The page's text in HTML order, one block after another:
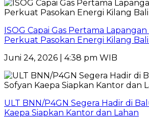
ISOG Capai Gas Pertama Lapangan
Perkuat Pasokan Energi Kilang
Juni 24, 2026 | 4:38 pm WIB
ULT BNN/P4GN Segera Hadir di
Kaepa Siapkan Kantor dan Lahan